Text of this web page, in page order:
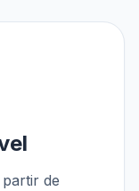
partir de